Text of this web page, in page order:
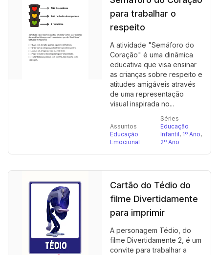
para trabalhar o
respeito
A atividade "Semáforo do
Coração" é uma dinâmica
educativa que visa ensinar
as crianças sobre respeito e
atitudes amigáveis através
de uma representação
visual inspirada no...
Assuntos
Educação
Emocional
Séries
Educação
Infantil, 1º Ano,
2º Ano
Cartão do Tédio do
filme Divertidamente
para imprimir
A personagem Tédio, do
filme Divertidamente 2, é um
convite para trabalhar a